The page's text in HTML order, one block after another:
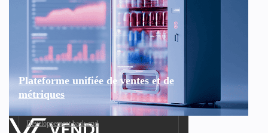
Plateforme unifiée de ventes et de
métriques
Développement back-end